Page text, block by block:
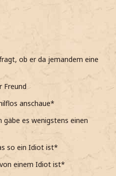
ob er da jemandem eine
Freund
anschaue*
gäbe es wenigstens einen
so ein Idiot ist*
einem Idiot ist*